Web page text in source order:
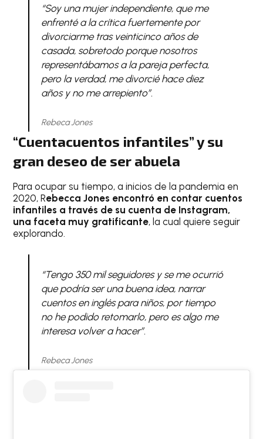
“Soy una mujer independiente, que me
enfrenté a la crítica fuertemente por
divorciarme tras veinticinco años de
casada, sobretodo porque nosotros
representábamos a la pareja perfecta,
pero la verdad, me divorcié hace diez
años y no me arrepiento”.
Rebeca Jones
“Cuentacuentos infantiles” y su
gran deseo de ser abuela
Para ocupar su tiempo, a inicios de la pandemia en
2020, Rebecca Jones encontró en contar cuentos
infantiles a través de su cuenta de Instagram,
una faceta muy gratificante, la cual quiere seguir
explorando.
“Tengo 350 mil seguidores y se me ocurrió
que podría ser una buena idea, narrar
cuentos en inglés para niños, por tiempo
no he podido retomarlo, pero es algo me
interesa volver a hacer”.
Rebeca Jones